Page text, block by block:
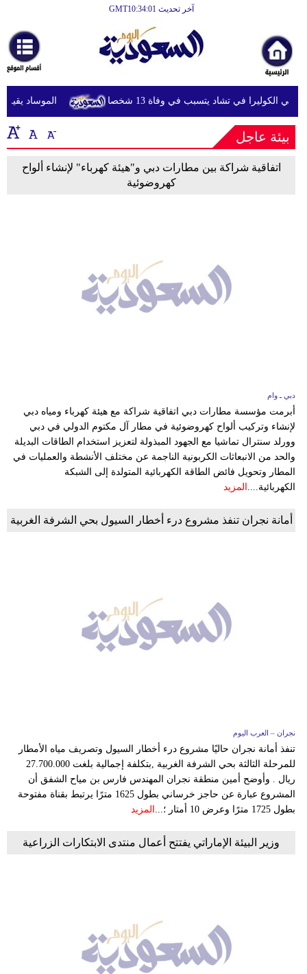
آخر تحديث GMT10:34:01
أخبارعاجلة
رياضة
ثقافة
إقتصاد
فن
تعليم
مرأة
وتكنولوجيا
الموساد يقيل الكوليرا في تشاد يتسبب في وفاة 13 شخصا
بيئة عاجل
اتفاقية شراكة بين مطارات دبي و"هيئة كهرباء" لإنشاء ألواح
كهروضوئية
دبي ـ وام
أبرمت مؤسسة مطارات دبي اتفاقية شراكة مع هيئة كهرباء ومياه دبي
لإنشاء وتركيب ألواح كهروضوئية في مطار آل مكتوم الدولي في دبي
وورلد سنترال تماشيا مع الجهود المبذولة لتعزيز استخدام الطاقات البديلة
والحد من الانبعاثات الكربونية الناجمة عن مختلف الأنشطة والعمليات في
المطار وتحويل فائض الطاقة الكهربائية المتولدة إلى الشبكة
الكهربائية.... المزيد
أمانة نجران تنفذ مشروع درء أخطار السيول بحي الشرفة الغربية
نجران – العرب اليوم
تنفذ أمانة نجران حاليًا مشروع درء أخطار السيول وتصريف مياه الأمطار
للمرحلة الثالثة بحي الشرفة الغربية ,بتكلفة إجمالية بلغت 27.700.000
ريال . وأوضح أمين منطقة نجران المهندس فارس بن مياح الشفق أن
المشروع عبارة عن حاجز خرساني بطول 1625 مترًا يرتبط بقناة مفتوحة
بطول 1725 مترًا وعرض 10 أمتار ؛...
المزيد
وزير البيئة الإماراتي يفتتح أعمال منتدى الابتكارات الزراعية